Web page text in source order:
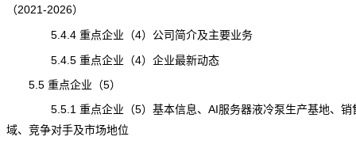
（2021-2026）
5.4.4 重点企业（4）公司简介及主要业务
5.4.5 重点企业（4）企业最新动态
5.5 重点企业（5）
5.5.1 重点企业（5）基本信息、AI服务器液冷泵生产基地、销
域、竞争对手及市场地位